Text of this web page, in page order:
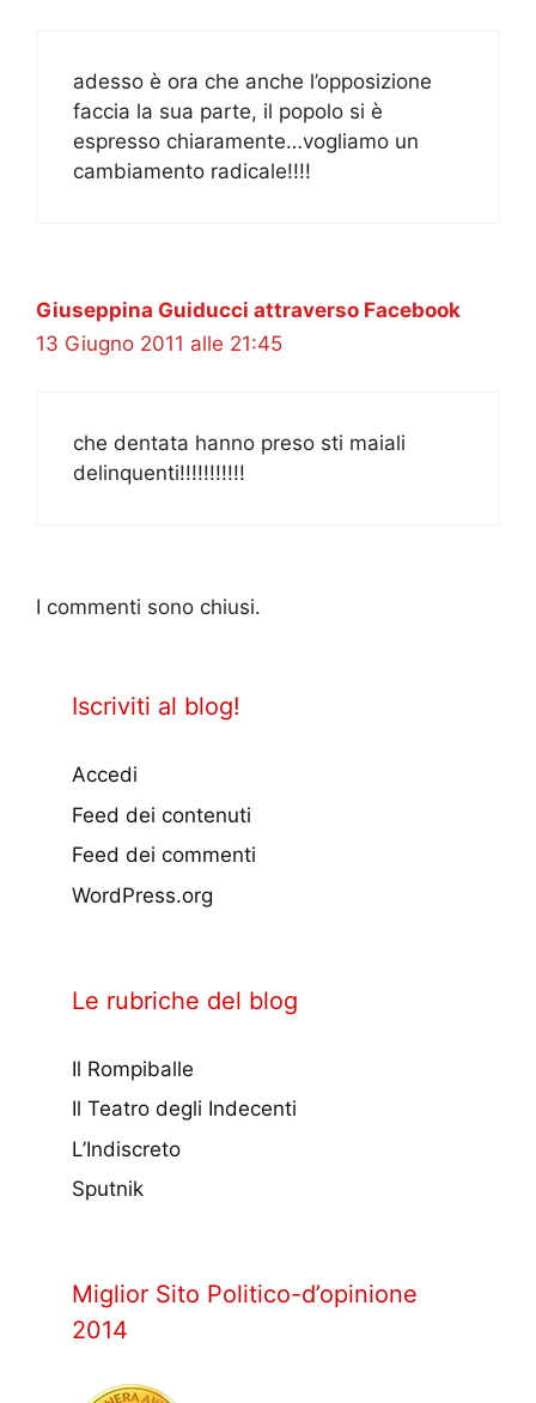
adesso è ora che anche l’opposizione
faccia la sua parte, il popolo si è
espresso chiaramente…vogliamo un
cambiamento radicale!!!!
Giuseppina Guiducci attraverso Facebook
13 Giugno 2011 alle 21:45
che dentata hanno preso sti maiali
delinquenti!!!!!!!!!!!
I commenti sono chiusi.
Iscriviti al blog!
Accedi
Feed dei contenuti
Feed dei commenti
WordPress.org
Le rubriche del blog
Il Rompiballe
Il Teatro degli Indecenti
L’Indiscreto
Sputnik
Miglior Sito Politico-d’opinione
2014